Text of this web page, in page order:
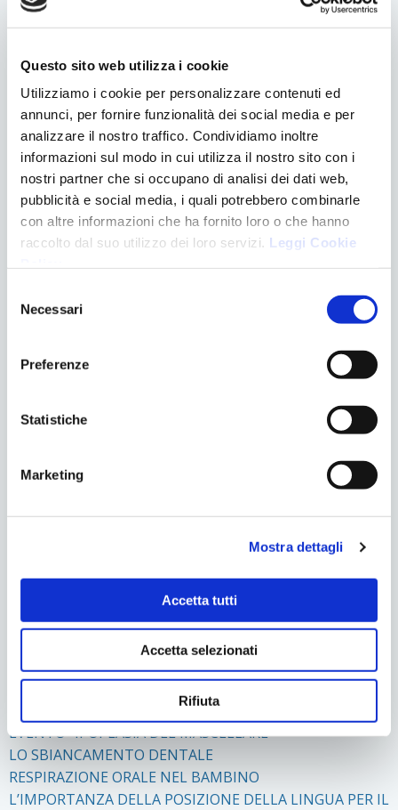
Questo sito web utilizza i cookie
Utilizziamo i cookie per personalizzare contenuti ed
annunci, per fornire funzionalità dei social media e per
analizzare il nostro traffico. Condividiamo inoltre
informazioni sul modo in cui utilizza il nostro sito con i
nostri partner che si occupano di analisi dei dati web,
pubblicità e social media, i quali potrebbero combinarle
con altre informazioni che ha fornito loro o che hanno
raccolto dal suo utilizzo dei loro servizi. Leggi Cookie
delNecessari
Preferenze
Statistiche
Marketing
Mostra dettagli
Accetta tutti
Accetta selezionati
Rifiuta
Trattamenti
Form
Cognome*
Email*
Motivo del contatto
EVENTO “IPOPLASIA DEL MASCELLARE”
LO SBIANCAMENTO DENTALE
RESPIRAZIONE ORALE NEL BAMBINO
L’IMPORTANZA DELLA POSIZIONE DELLA LINGUA PER IL